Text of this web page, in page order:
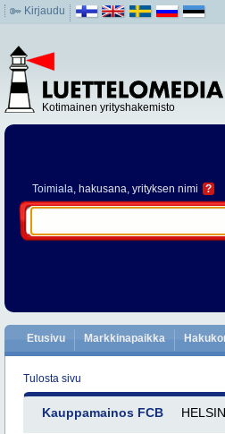
Kirjaudu
Kotimainen yrityshakemisto
Toimiala, hakusana, yrityksen nimi ?
Etusivu Markkinapaikka
Tulosta sivu
Kauppamainos FCB